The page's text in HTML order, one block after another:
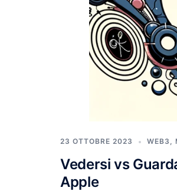
23 OTTOBRE 2023 WEB3,
Vedersi vs
Apple